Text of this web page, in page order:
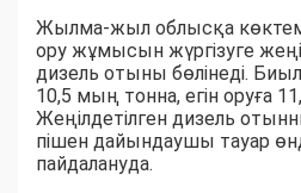
Жылма-жыл облысқа
ору жұмысын жүргізуге
дизель отыны бөлінеді.
10,5 мың тонна, егін оруға
Жеңілдетілген дизель
пішен дайындаушы тауар
пайдалануда.